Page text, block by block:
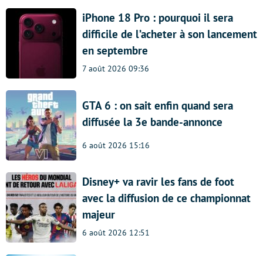
iPhone 18 Pro : pourquoi il sera
difficile de l’acheter à son lancement
en septembre
7 août 2026 09:36
GTA 6 : on sait enfin quand sera
diffusée la 3e bande-annonce
6 août 2026 15:16
Disney+ va ravir les fans de foot
avec la diffusion de ce championnat
majeur
6 août 2026 12:51